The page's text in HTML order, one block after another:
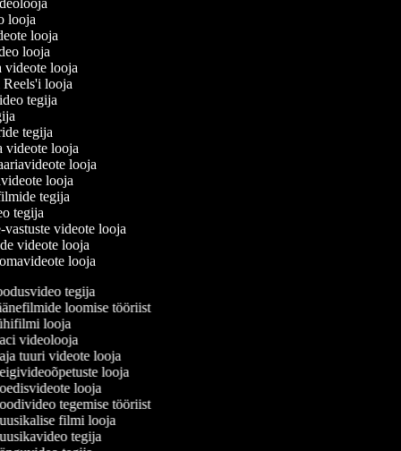
looja
looja
looja
videote looja
Reels'i looja
tegija
tegija
videote looja
looja
looja
tegija
tegija
vastuste videote looja
videote looja
looja
tegija
loomise tööriist
looja
videolooja
tuuri videote looja
looja
looja
tegemise tööriist
filmi looja
tegija